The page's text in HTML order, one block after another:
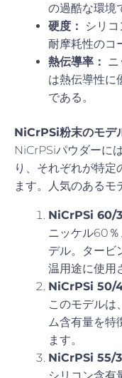
の過酷な環境
硬度：
シリ
耐摩耗性のコ
熱伝導率：
は熱伝導性に
である。
NiCrPSi粉末のモデ
NiCrPSiパウダーに
り、それぞれが特定
ます。人気のあるモ
NiCrPSi 60/
ニッケル60
デル。タービ
温用途に使用
NiCrPSi 50/
このモデルは
ム含有量を特
ます。
NiCrPSi 55/